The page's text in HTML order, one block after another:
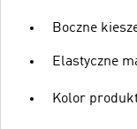
Boczne
Elastyczne
Kolor